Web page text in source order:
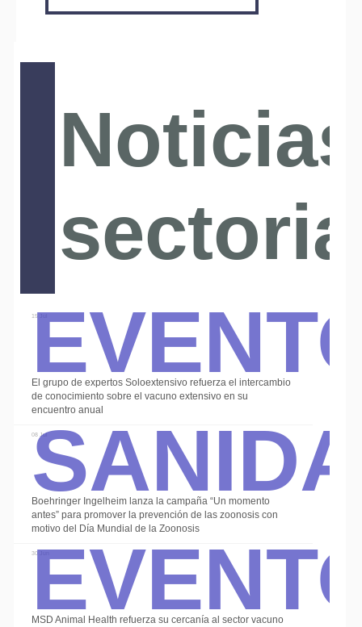
Noticias
15 Jul
El grupo de expertos Soloextensivo refuerza el intercambio
de conocimiento sobre el vacuno extensivo en su
encuentro anual
08 Jul
Boehringer Ingelheim lanza la campaña “Un momento
antes” para promover la prevención de las zoonosis con
motivo del Día Mundial de la Zoonosis
30 Jun
MSD Animal Health refuerza su cercanía al sector vacuno